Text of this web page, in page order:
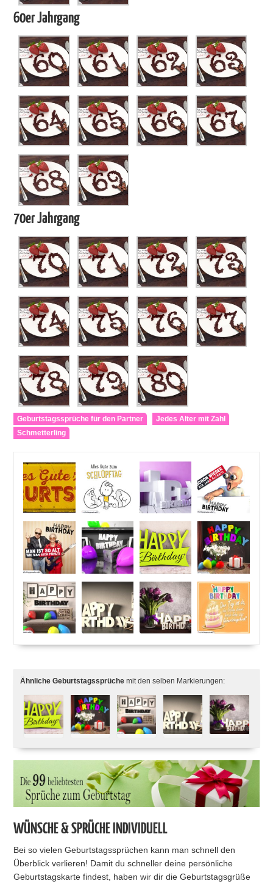
60er Jahrgang
70er Jahrgang
Geburtstagssprüche für den Partner
Jedes Alter mit Zahl
Schmetterling
Ähnliche Geburtstagssprüche mit den selben Markierungen:
WÜNSCHE & SPRÜCHE INDIVIDUELL
Bei so vielen Geburtstagssprüchen kann man schnell den
Überblick verlieren! Damit du schneller deine persönliche
Geburtstagskarte findest, haben wir dir die Geburtstagsgrüße